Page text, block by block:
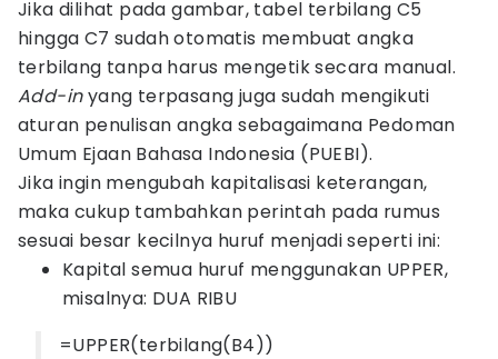
Jika dilihat pada gambar, tabel terbilang C5
hingga C7 sudah otomatis membuat angka
terbilang tanpa harus mengetik secara manual.
Add-inyang terpasang juga sudah mengikuti
aturan penulisan angka sebagaimana Pedoman
Umum Ejaan Bahasa Indonesia (PUEBI).
Jika ingin mengubah kapitalisasi keterangan,
maka cukup tambahkan perintah pada rumus
sesuai besar kecilnya huruf menjadi seperti ini:
Kapital semua huruf menggunakan UPPER,
misalnya: DUA RIBU
=UPPER(terbilang(B4))